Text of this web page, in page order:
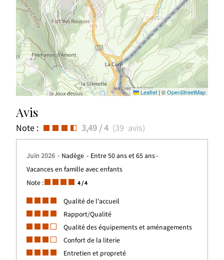
Leaflet | ©OpenStreetMap
Avis
Note : 3,49 / 4 (39 avis)
Juin 2026 Nadège
Entre 50 ans et 65 ans
Vacances en famille avec enfants
Note :
4/ 4
Qualité de l'accueil
Rapport/Qualité
Qualité des équipements et aménagements
Confort de la literie
Entretien et propreté